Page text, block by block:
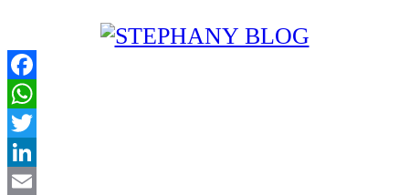
Facebook
WhatsApp
Twitter
LinkedIn